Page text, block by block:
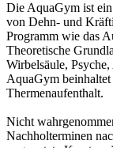
Die AquaGym ist
von Dehn- und
Programm wie das
Theoretische
Wirbelsäule,
AquaGym
Thermenaufenthalt.
Nicht
Nachholterminen